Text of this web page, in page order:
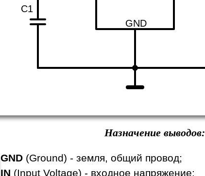
GND
C1
Назначение выводов:
GND (Ground) - земля, общий провод;
IN (Input Voltage) - входное напряжение;